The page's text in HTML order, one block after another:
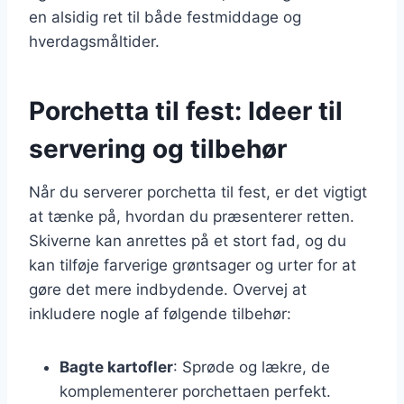
en alsidig ret til både festmiddage og
hverdagsmåltider.
Porchetta til fest: Ideer til
servering og tilbehør
Når du serverer porchetta til fest, er det vigtigt
at tænke på, hvordan du præsenterer retten.
Skiverne kan anrettes på et stort fad, og du
kan tilføje farverige grøntsager og urter for at
gøre det mere indbydende. Overvej at
inkludere nogle af følgende tilbehør:
Bagte kartofler: Sprøde og lækre, de
komplementerer porchettaen perfekt.